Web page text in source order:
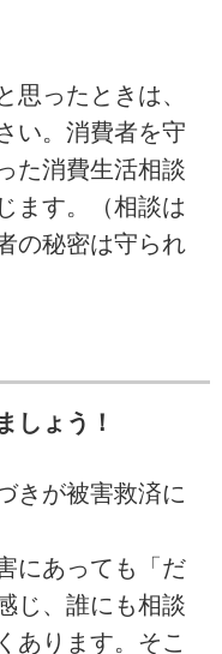
ったときは、
い。消費者を守
た消費生活相談
ます。（相談は
の秘密は守られ
しょう！
きが被害救済に
にあっても「だ
じ、誰にも相談
あります。そこ